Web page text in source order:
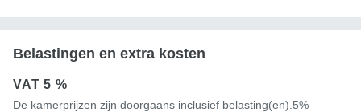
Belastingen en extra kosten
VAT5 %
De kamerprijzen zijn doorgaans inclusief belasting(en).5%